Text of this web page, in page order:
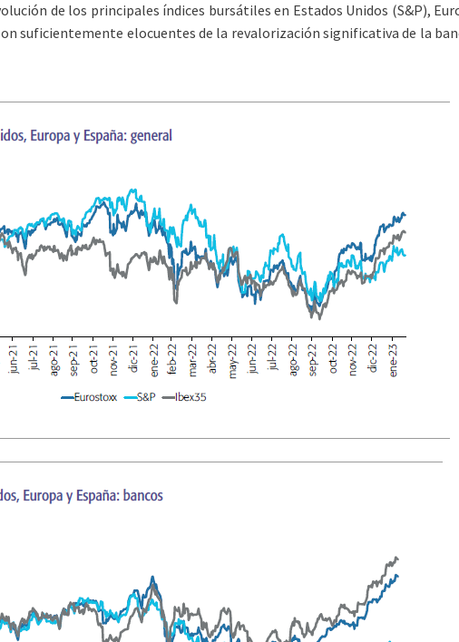
de los principales índices bursátiles en Estados Unidos (S&P),
suficientemente elocuentes de la revalorización significativa de la